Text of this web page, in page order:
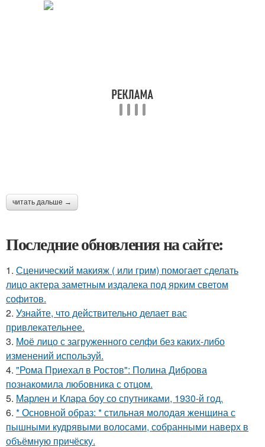
читать дальше →
Последние обновления на сайте:
1. Сценический макияж ( или грим) помогает сделать
лицо актера заметным издалека под ярким светом
софитов.
2. Узнайте, что действительно делает вас
привлекательнее.
3. Моё лицо с загруженного селфи без каких-либо
изменений используй.
4. "Рома Приехал в Ростов": Полина Диброва
познакомила любовника с отцом.
5. Марлен и Клара боу со спутниками, 1930-й год.
6. * Основной образ: * стильная молодая женщина с
пышными кудрявыми волосами, собранными наверх в
объёмную причёску.